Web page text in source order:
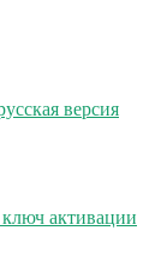
версия
активации